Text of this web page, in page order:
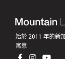
始於 2011 年的新
寓意